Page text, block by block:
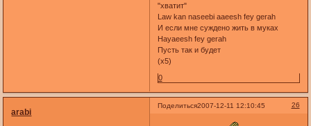
"хватит"
Law kan naseebi aaeesh fey gerah
И если мне суждено жить в муках
Hayaeesh fey gerah
Пусть так и будет
(x5)
0
Поделиться 26
2007-12-11 12:10:45
arabi